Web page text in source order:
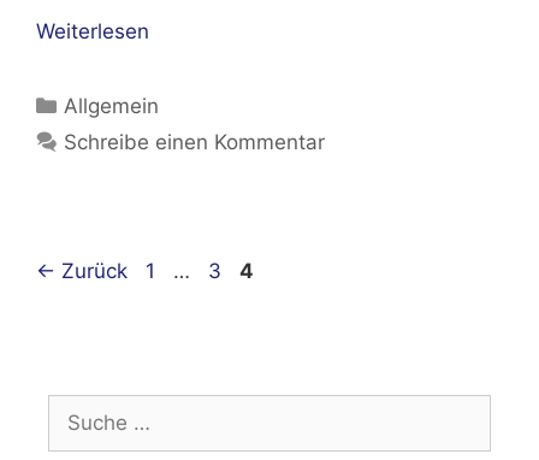
Weiterlesen
Kategorien
Allgemein
Schreibe einen Kommentar
Beitrags-
← Zurück Seite
1 … Seite
3 Seite
4
nach: